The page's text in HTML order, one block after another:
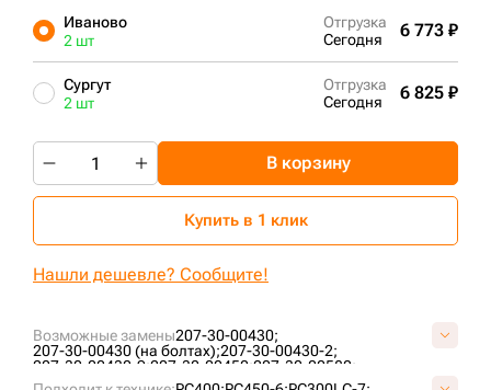
Возможные замены207-30-00430;
207-30-00430 (на болтах);207-30-00430-2;
207-30-00430-9;207-30-00450;207-30-00580;
207-30-00630;
207-32-07200;208-30-00430;
Иваново
2 шт
Отгрузка
Сегодня
6 773 ₽
Сургут
2 шт
Отгрузка
Сегодня
6 825 ₽
В корзину
Купить в 1 клик
Нашли дешевле? Сообщите!